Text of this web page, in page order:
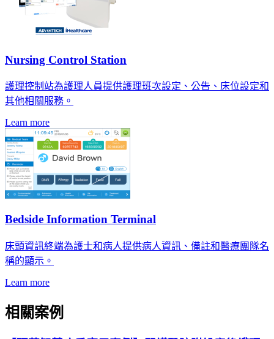
Nursing Control Station
護理控制站為護理人員提供護理班次設定、公告、床位設定和
其他相關服務。
Learn more
Bedside Information Terminal
床頭資訊終端為護士和病人提供病人資訊、備註和醫療團隊名
稱的顯示。
Learn more
相關案例